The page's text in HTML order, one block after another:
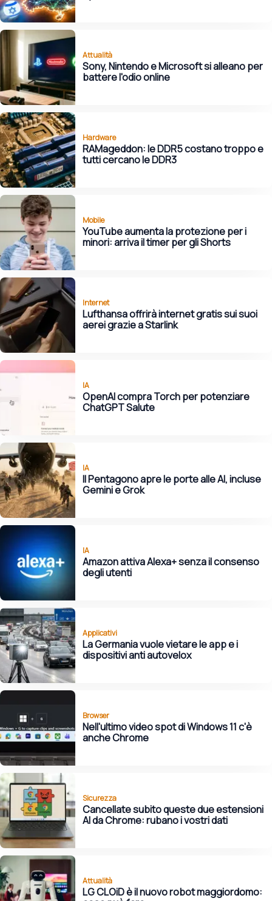
Attualità
Sony, Nintendo e Microsoft si alleano per
battere l'odio online
Hardware
RAMageddon: le DDR5 costano troppo e
tutti cercano le DDR3
Mobile
YouTube aumenta la protezione per i
minori: arriva il timer per gli Shorts
Internet
Lufthansa offrirà internet gratis sui suoi
aerei grazie a Starlink
IA
OpenAI compra Torch per potenziare
ChatGPT Salute
IA
Il Pentagono apre le porte alle AI, incluse
Gemini e Grok
IA
Amazon attiva Alexa+ senza il consenso
degli utenti
Applicativi
La Germania vuole vietare le app e i
dispositivi anti autovelox
Browser
Nell'ultimo video spot di Windows 11 c'è
anche Chrome
Sicurezza
Cancellate subito queste due estensioni
AI da Chrome: rubano i vostri dati
Attualità
LG CLOiD è il nuovo robot maggiordomo: